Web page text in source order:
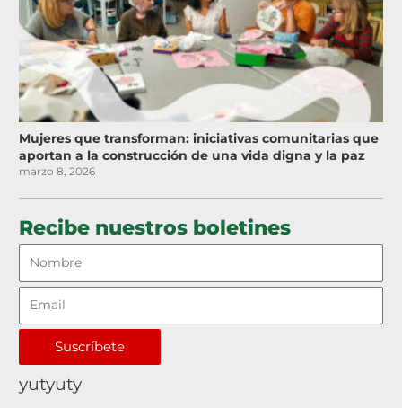
Mujeres que transforman: iniciativas comunitarias que
aportan a la construcción de una vida digna y la paz
marzo 8, 2026
Recibe nuestros boletines
Suscríbete
yutyuty